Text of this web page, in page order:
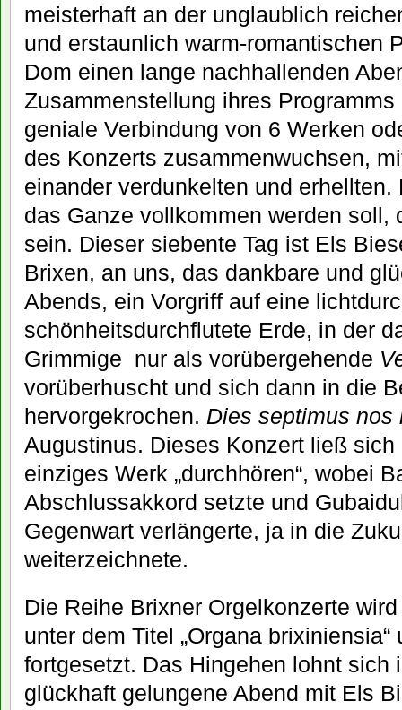
meisterhaft an der unglaublich
und erstaunlich warm-romantischen
Dom einen lange nachhallenden
Zusammenstellung ihres
geniale Verbindung von 6 Werken
des Konzerts zusammenwuchsen,
einander verdunkelten und erhellten.
das Ganze vollkommen werden soll,
sein. Dieser siebente Tag ist Els
Brixen, an uns, das dankbare und
Abends, ein Vorgriff auf eine
schönheitsdurchflutete Erde, in der
Grimmige nur als vorübergehende
vorüberhuscht und sich dann in die
hervorgekrochen. Dies septimus
Augustinus. Dieses Konzert ließ
einziges Werk „durchhören“, wobei
Abschlussakkord setzte und
Gegenwart verlängerte, ja in die
weiterzeichnete.
Die Reihe Brixner Orgelkonzerte
unter dem Titel „Organa brixiniensia“
fortgesetzt. Das Hingehen lohnt sich
glückhaft gelungene Abend mit Els